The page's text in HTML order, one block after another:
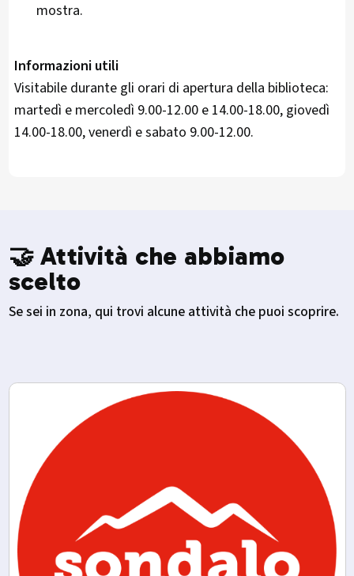
mostra.
Informazioni utili
Visitabile durante gli orari di apertura della biblioteca:
martedì e mercoledì 9.00-12.00 e 14.00-18.00, giovedì
14.00-18.00, venerdì e sabato 9.00-12.00.
🤝 Attività che abbiamo
scelto
Se sei in zona, qui trovi alcune attività che puoi scoprire.